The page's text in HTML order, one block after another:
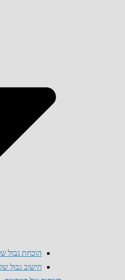
הוכחת גבול
חישוב גבול